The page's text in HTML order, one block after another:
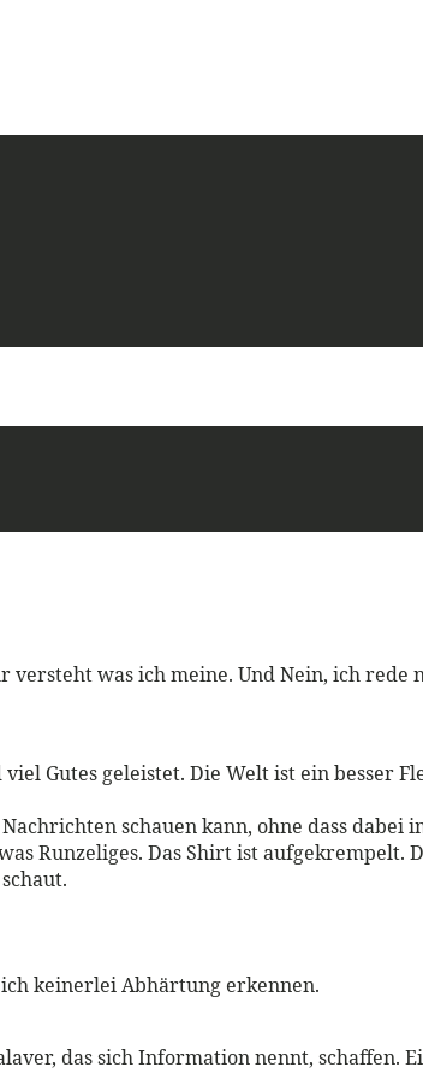
was ich meine. Und Nein, ich
Gutes geleistet. Die Welt ist ein besser
schauen kann, ohne dass dabei
Runzeliges. Das Shirt ist aufgekrempelt.
keinerlei Abhärtung erkennen.
das sich Information nennt, schaffen.